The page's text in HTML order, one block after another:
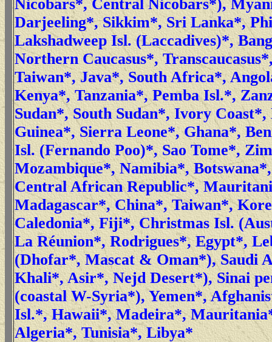
Nicobars*, Central Nicobars*),
Darjeeling*, Sikkim*, Sri Lanka*,
Lakshadweep Isl. (Laccadives)*,
Northern Caucasus*,
Taiwan*, Java*, South Africa*,
Kenya*, Tanzania*, Pemba Isl.*,
Sudan*, South Sudan*, Ivory
Guinea*, Sierra Leone*, Ghana*,
Isl. (Fernando Poo)*, Sao Tome*,
Mozambique*, Namibia*,
Central African Republic*,
Madagascar*, China*, Taiwan*,
Caledonia*, Fiji*, Christmas Isl.
La Réunion*, Rodrigues*, Egypt*,
(Dhofar*, Mascat & Oman*), Saudi
Khali*, Asir*, Nejd Desert*), Sinai
(coastal W-Syria*), Yemen*,
Isl.*, Hawaii*, Madeira*,
Algeria*, Tunisia*, Libya*